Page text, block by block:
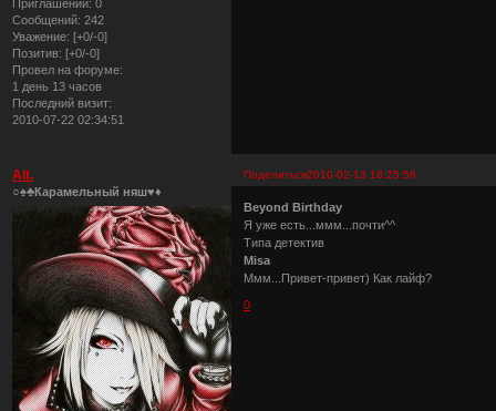
Приглашений: 0
Сообщений: 242
Уважение: [+0/-0]
Позитив: [+0/-0]
Провел на форуме:
1 день 13 часов
Последний визит:
2010-07-22 02:34:51
Поделиться2010-02-13 18:25:56
Alt.
○♠♣Карамельный няш♥♦
Beyond Birthday
Я уже есть...ммм...почти^^
Типа детектив
Misa
Ммм...Привет-привет) Как лайф?
0